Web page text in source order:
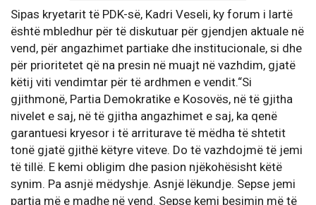
Sipas kryetarit të PDK-së, Kadri Veseli, ky forum i lartë
është mbledhur për të diskutuar për gjendjen aktuale në
vend, për angazhimet partiake dhe institucionale, si dhe
për prioritetet që na presin në muajt në vazhdim, gjatë
këtij viti vendimtar për të ardhmen e vendit.“Si
gjithmonë, Partia Demokratike e Kosovës, në të gjitha
nivelet e saj, në të gjitha angazhimet e saj, ka qenë
garantuesi kryesor i të arriturave të mëdha të shtetit
tonë gjatë gjithë këtyre viteve. Do të vazhdojmë të jemi
të tillë. E kemi obligim dhe pasion njëkohësisht këtë
synim. Pa asnjë mëdyshje. Asnjë lëkundje. Sepse jemi
partia më e madhe në vend. Sepse kemi besimin më të